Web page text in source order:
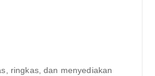
ringkas, dan menyediakan